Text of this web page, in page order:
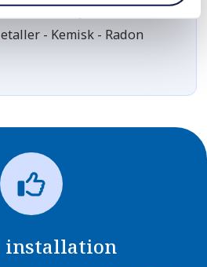
- Kemisk - Radon
installation